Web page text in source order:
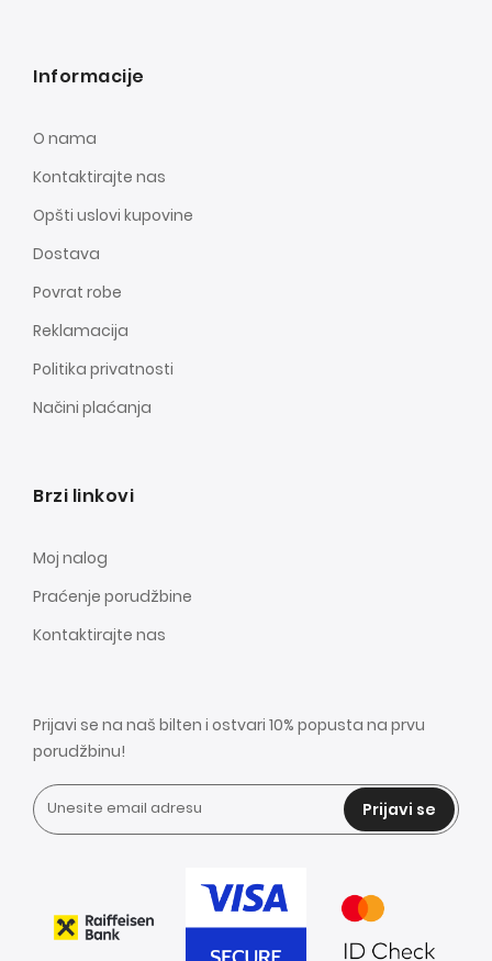
Informacije
O nama
Kontaktirajte nas
Opšti uslovi kupovine
Dostava
Povrat robe
Reklamacija
Politika privatnosti
Načini plaćanja
Brzi linkovi
Moj nalog
Praćenje porudžbine
Kontaktirajte nas
Prijavi se na naš bilten i ostvari 10% popusta na prvu
porudžbinu!
Prijavi se